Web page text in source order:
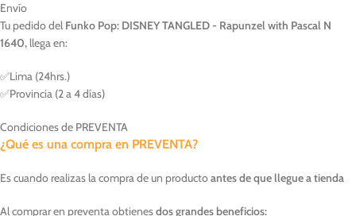
Envío
Tu pedido del Funko Pop: DISNEY TANGLED - Rapunzel with Pascal N
1640, llega en:
✅Lima (24hrs.)
✅Provincia (2 a 4 días)
Condiciones de PREVENTA
¿Qué es una compra en PREVENTA?
Es cuando realizas la compra de un productoantes de que llegue a tienda
Al comprar en preventa obtienesdos grandes beneficios: